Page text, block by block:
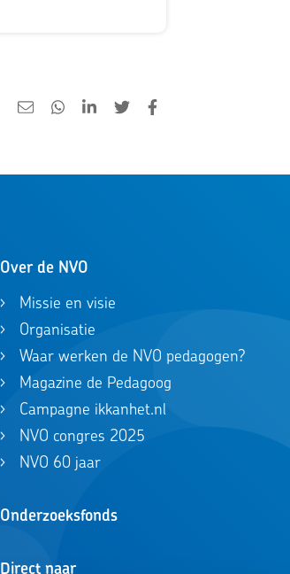
Over de NVO
Missie en visie
Organisatie
Waar werken de NVO pedagogen?
Magazine de Pedagoog
Campagne ikkanhet.nl
NVO congres 2025
NVO 60 jaar
Onderzoeksfonds
Direct naar